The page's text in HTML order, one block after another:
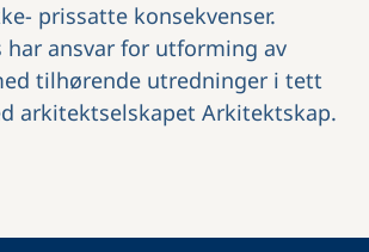
prissatte konsekvenser.
har ansvar for utforming av
tilhørende utredninger i tett
arkitektselskapet Arkitektskap.